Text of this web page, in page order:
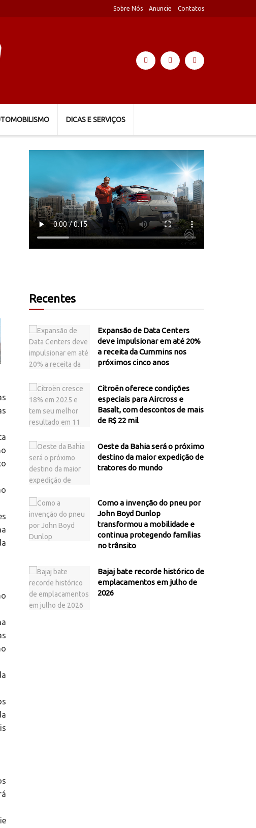
Sobre Nós Anuncie Contatos
DICAS E SERVIÇOS
Recentes
Expansão de Data Centers
deve impulsionar em até 20%
a receita da Cummins nos
próximos cinco anos
Citroën oferece condições
especiais para Aircross e
Basalt, com descontos de mais
de R$ 22 mil
Oeste da Bahia será o próximo
destino da maior expedição de
tratores do mundo
Como a invenção do pneu por
John Boyd Dunlop
transformou a mobilidade e
continua protegendo famílias
no trânsito
Bajaj bate recorde histórico de
emplacamentos em julho de
2026